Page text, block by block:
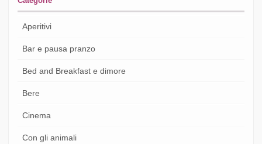
Aperitivi
Bar e pausa pranzo
Bed and Breakfast e dimore
Bere
Cinema
Con gli animali